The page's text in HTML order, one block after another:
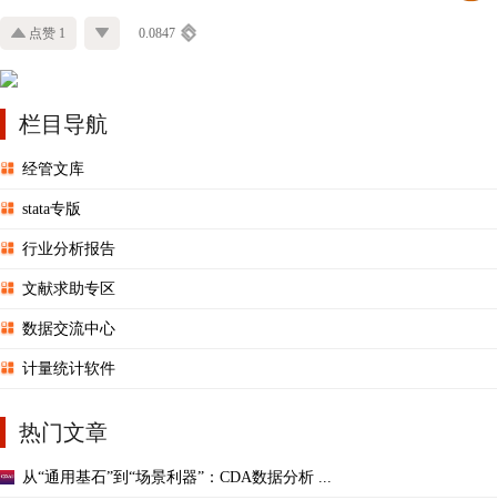
点赞 1 0.0847
栏目导航
经管文库
stata专版
行业分析报告
文献求助专区
数据交流中心
计量统计软件
热门文章
从“通用基石”到“场景利器”：CDA数据分析 ...